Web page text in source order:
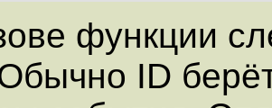
функции
ID